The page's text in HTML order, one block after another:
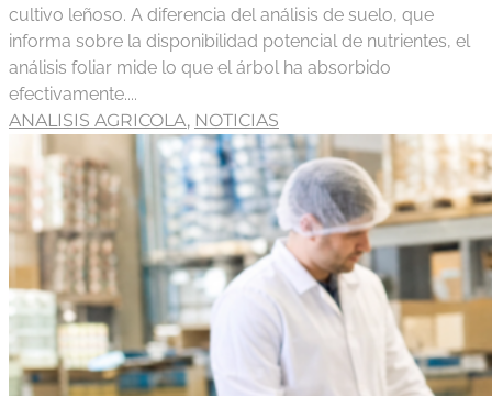
cultivo leñoso. A diferencia del análisis de suelo, que
informa sobre la disponibilidad potencial de nutrientes, el
análisis foliar mide lo que el árbol ha absorbido
efectivamente....
ANALISIS AGRICOLA, NOTICIAS